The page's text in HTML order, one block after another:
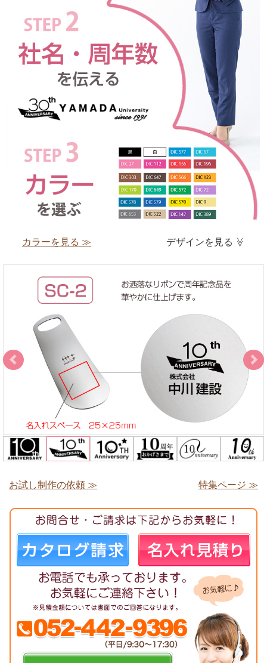
デザインを見る ≫
カラーを見る ≫
お試し制作の依頼 ≫ 特集ページ ≫